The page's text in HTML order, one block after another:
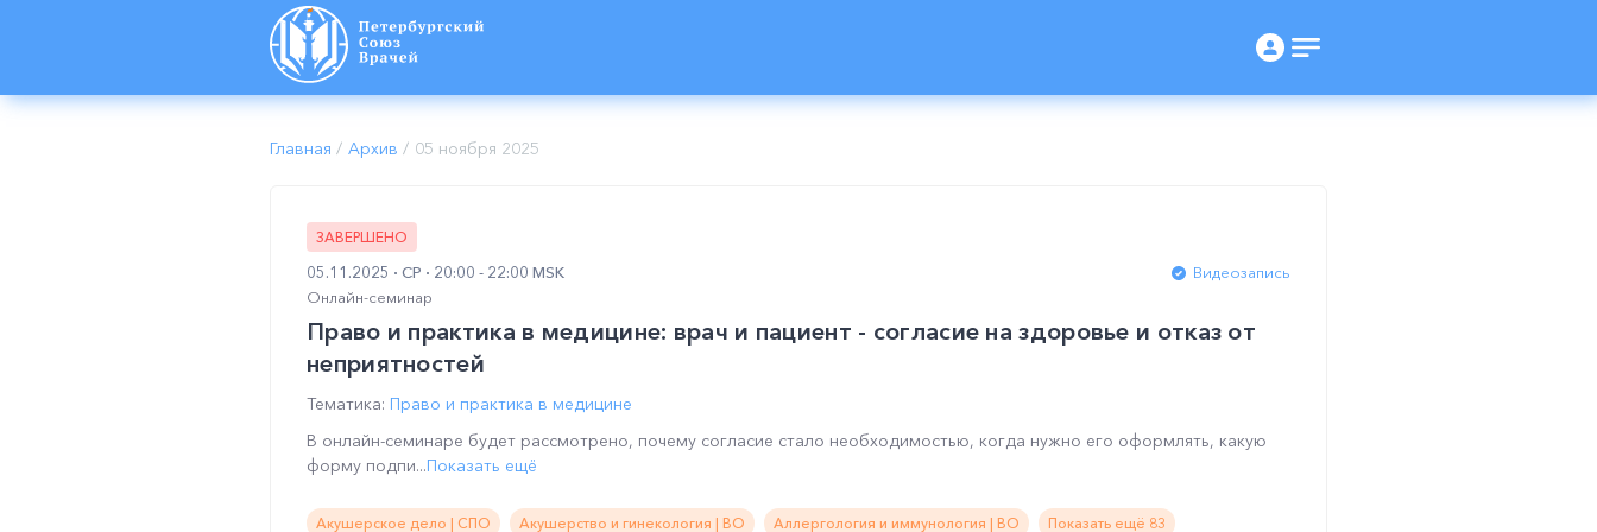
Главная / Архив / 05 ноября 2025
ЗАВЕРШЕНО
05.11.2025 СР 20:00 - 22:00 MSK
Видеозапись
Онлайн-семинар
Право и практика в медицине: врач и пациент - согласие на здоровье и отказ от
неприятностей
Тематика: Право и практика в медицине
В онлайн-семинаре будет рассмотрено, почему согласие стало необходимостью, когда нужно его оформлять, какую
форму подпи...Показать ещё
Акушерское дело | СПО Акушерство и гинекология | ВО Аллергология и иммунология | ВО Показать ещё 83